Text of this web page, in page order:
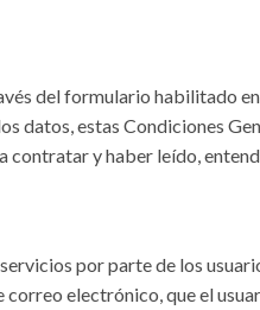
del formulario habilitado
datos, estas Condiciones
contratar y haber leído,
por parte de los
correo electrónico, que el